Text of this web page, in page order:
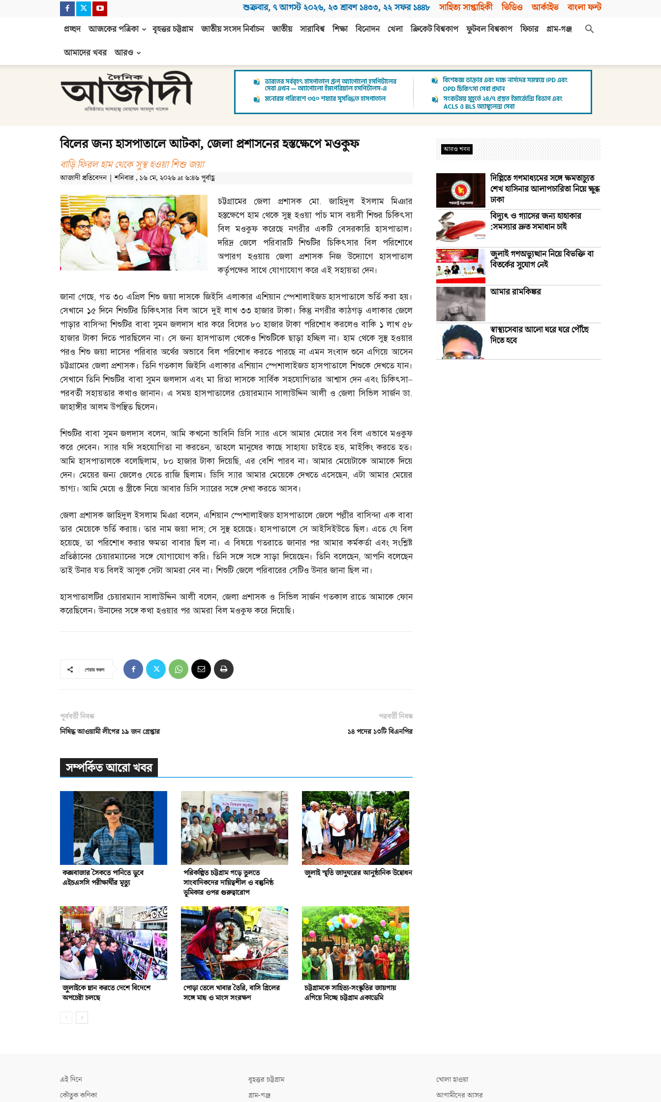
শুক্রবার, ৭ আগস্ট ২০২৬, ২৩ শ্রাবণ ১৪৩৩, ২২ সফর ১৪৪৮ সাহিত্য সাপ্তাহিকী ভিডিও আর্কাইভ বাংলা ফন্ট
প্রচ্ছদ আজকের পত্রিকা বৃহত্তর চট্টগ্রাম জাতীয় সংসদ নির্বাচন জাতীয় সারাবিশ্ব শিক্ষা বিনোদন খেলা ক্রিকেট বিশ্বকাপ ফুটবল বিশ্বকাপ ফিচার
গ্রাম-গঞ্জ
আমাদের খবর
আরও
আজাদী
বিলের জন্য হাসপাতালে আটকা, জেলা প্রশাসনের হস্তক্ষেপে মওকুফ
বাড়ি ফিরল হাম থেকে সুস্থ হওয়া শিশু জয়া
আজাদী প্রতিবেদন | শনিবার , ১৬ মে, ২০২৬ at ৬:৪৬ পূর্বাহ্ণ
চট্টগ্রামের জেলা প্রশাসক মো.জাহিদুল ইসলাম মিঞার
হস্তক্ষেপে হাম থেকে সুস্থ হওয়া পাঁচ মাস বয়সী শিশুর চিকিৎসা
বিল মওকুফ করেছে নগরীর একটি বেসরকারি হাসপাতাল।
দরিদ্র জেলে পরিবারটি শিশুটির চিকিৎসার বিল পরিশোধে
অপারগ হওয়ায় জেলা প্রশাসক নিজ উদ্যোগে হাসপাতাল
কর্তৃপক্ষের সাথে যোগাযোগ করে এই সহায়তা দেন।
জানা গেছে, গত ৩০ এপ্রিল শিশু জয়া দাসকে জিইসি এলাকার এশিয়ান স্পেশালাইজড হাসপাতালে ভর্তি করা হয়।
সেখানে ১৫ দিনে শিশুটির চিকিৎসার বিল আসে দুই লাখ ৩৩ হাজার টাকা। কিন্তু নগরীর কাঠগড় এলাকার জেলে
পাড়ার বাসিন্দা শিশুটির বাবা সুমন জলদাস ধার করে বিলের ৮০ হাজার টাকা পরিশোধ করলেও বাকি ১ লাখ ৫৮
হাজার টাকা দিতে পারছিলেন না। সে জন্য হাসপাতাল থেকেও শিশুটিকে ছাড়া হচ্ছিল না। হাম থেকে সুস্থ হওয়ার
পরও শিশু জয়া দাসের পরিবার অর্থের অভাবে বিল পরিশোধ করতে পারছে না এমন সংবাদ শুনে এগিয়ে আসেন
চট্টগ্রামের জেলা প্রশাসক। তিনি গতকাল জিইসি এলাকার এশিয়ান স্পেশালাইজড হাসপাতালে শিশুকে দেখতে যান।
সেখানে তিনি শিশুটির বাবা সুমন জলদাস এবং মা রিতা দাসকে সার্বিক সহযোগিতার আশ্বাস দেন এবং চিকিৎসা–
পরবর্তী সহায়তার কথাও জানান। এ সময় হাসপাতালের চেয়ারম্যান সালাউদ্দিন আলী ও জেলা সিভিল সার্জন ডা.
জাহাঙ্গীর আলম উপস্থিত ছিলেন।
শিশুটির বাবা সুমন জলদাস বলেন,আমি কখনো ভাবিনি ডিসি স্যার এসে আমার মেয়ের সব বিল এভাবে মওকুফ
করে দেবেন। স্যার যদি সহযোগিতা না করতেন,তাহলে মানুষের কাছে সাহায্য চাইতে হত,মাইকিং করতে হত।
আমি হাসপাতালকে বলেছিলাম, ৮০ হাজার টাকা দিয়েছি,এর বেশি পারব না। আমার মেয়েটাকে আমাকে দিয়ে
দেন। মেয়ের জন্য জেলেও যেতে রাজি ছিলাম। ডিসি স্যার আমার মেয়েকে দেখতে এসেছেন,এটা আমার মেয়ের
ভাগ্য। আমি মেয়ে ও স্ত্রীকে নিয়ে আবার ডিসি স্যারের সঙ্গে দেখা করতে আসব।
জেলা প্রশাসক জাহিদুল ইসলাম মিঞা বলেন, এশিয়ান স্পেশালাইজড হাসপাতালে জেলে পল্লীর বাসিন্দা এক বাবা
তার মেয়েকে ভর্তি করায়। তার নাম জয়া দাস;সে সুস্থ হয়েছে। হাসপাতালে সে আইসিইউতে ছিল। এতে যে বিল
হয়েছে,তা পরিশোধ করার ক্ষমতা বাবার ছিল না। এ বিষয়ে গতরাতে জানার পর আমার কর্মকর্তা এবং সংশ্লিষ্ট
প্রতিষ্ঠানের চেয়ারম্যানের সঙ্গে যোগাযোগ করি। তিনি সঙ্গে সঙ্গে সাড়া দিয়েছেন। তিনি বলেছেন,আপনি বলেছেন
তাই উনার যত বিলই আসুক সেটা আমরা নেব না। শিশুটি জেলে পরিবারের সেটিও উনার জানা ছিল না।
হাসপাতালটির চেয়ারম্যান সালাউদ্দিন আলী বলেন, জেলা প্রশাসক ও সিভিল সার্জন গতকাল রাতে আমাকে ফোন
করেছিলেন। উনাদের সঙ্গে কথা হওয়ার পর আমরা বিল মওকুফ করে দিয়েছি।
শেয়ার করুন
পূর্ববর্তী নিবন্ধ
নিষিদ্ধ আওয়ামী লীগের ১৯ জন গ্রেপ্তার
পরবর্তী নিবন্ধ
১৪ পদের ১৩টি বিএনপির
সম্পর্কিত আরো খবর
কক্সবাজার সৈকতে পানিতে ডুবে
এইচএসসি পরীক্ষার্থীর মৃত্যু
পরিকল্পিত চট্টগ্রাম গড়ে তুলতে
সাংবাদিকদের দায়িত্বশীল ও বস্তুনিষ্ঠ
ভূমিকার ওপর গুরুত্বারোপ
জুলাই স্মৃতি জাদুঘরের আনুষ্ঠানিক উদ্বোধন
জুলাইকে ম্লান করতে দেশে বিদেশে
অপচেষ্টা চলছে
পোড়া তেলে খাবার তৈরি, বাসি গ্রিলের
সঙ্গে মাছ ও মাংস সংরক্ষণ
চট্টগ্রামকে সাহিত্য-সংস্কৃতির জায়গায়
এগিয়ে নিচ্ছে চট্টগ্রাম একাডেমি
আরও খবর
দিল্লিতে গণমাধ্যমের সঙ্গে ক্ষমতাচ্যুত
শেখ হাসিনার আলাপচারিতা নিয়ে ক্ষুব্ধ
ঢাকা
বিদ্যুৎ ও গ্যাসের জন্য হাহাকার
:সমস্যার দ্রুত সমাধান চাই
জুলাই গণঅভ্যুত্থান নিয়ে বিভক্তি বা
বিতর্কের সুযোগ নেই
আমার রামকিঙ্কর
স্বাস্থ্যসেবার আলো ঘরে ঘরে পৌঁছে
দিতে হবে
এই দিনে
কৌতুক কণিকা
বৃহত্তর চট্টগ্রাম
গ্রাম-গঞ্জ
খোলা হাওয়া
আগামীদের আসর